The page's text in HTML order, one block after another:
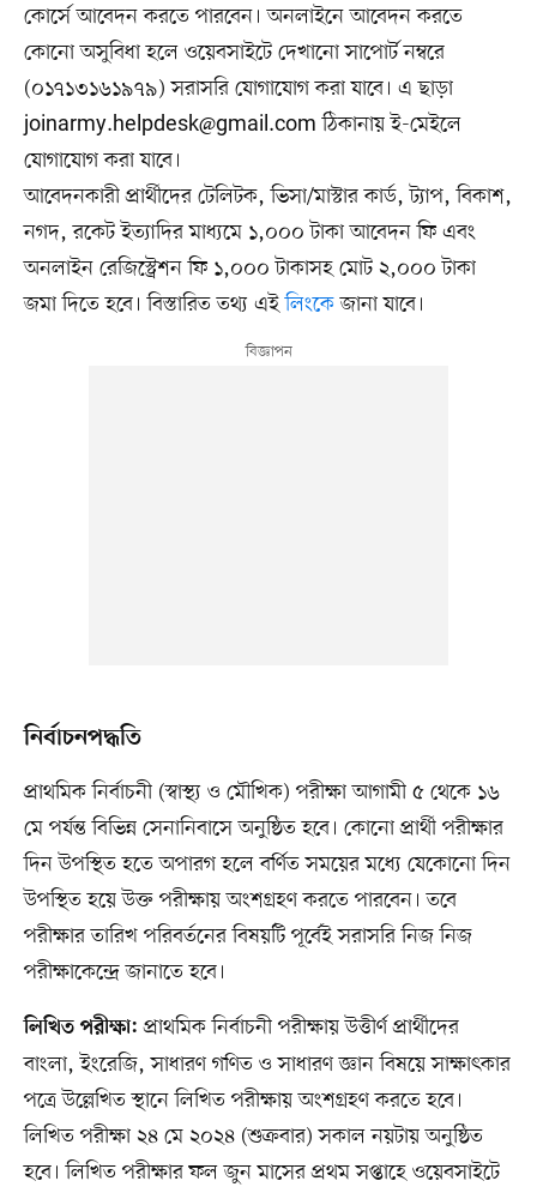
কোর্সে আবেদন করতে পারবেন। অনলাইনে আবেদন করতে
কোনো অসুবিধা হলে ওয়েবসাইটে দেখানো সাপোর্ট নম্বরে
(০১৭১৩১৬১৯৭৯) সরাসরি যোগাযোগ করা যাবে। এ ছাড়া
joinarmy.helpdesk@gmail.com ঠিকানায় ই-মেইলে
যোগাযোগ করা যাবে।
আবেদনকারী প্রার্থীদের টেলিটক, ভিসা/মাস্টার কার্ড, ট্যাপ, বিকাশ,
নগদ, রকেট ইত্যাদির মাধ্যমে ১,০০০ টাকা আবেদন ফি এবং
অনলাইন রেজিস্ট্রেশন ফি ১,০০০ টাকাসহ মোট ২,০০০ টাকা
জমা দিতে হবে। বিস্তারিত তথ্য এইলিংকেজানা যাবে।
নির্বাচনপদ্ধতি
প্রাথমিক নির্বাচনী (স্বাস্থ্য ও মৌখিক) পরীক্ষা আগামী ৫ থেকে ১৬
মে পর্যন্ত বিভিন্ন সেনানিবাসে অনুষ্ঠিত হবে। কোনো প্রার্থী পরীক্ষার
দিন উপস্থিত হতে অপারগ হলে বর্ণিত সময়ের মধ্যে যেকোনো দিন
উপস্থিত হয়ে উক্ত পরীক্ষায় অংশগ্রহণ করতে পারবেন। তবে
পরীক্ষার তারিখ পরিবর্তনের বিষয়টি পূর্বেই সরাসরি নিজ নিজ
পরীক্ষাকেন্দ্রে জানাতে হবে।
লিখিত পরীক্ষা: প্রাথমিক নির্বাচনী পরীক্ষায় উত্তীর্ণ প্রার্থীদের
বাংলা, ইংরেজি, সাধারণ গণিত ও সাধারণ জ্ঞান বিষয়ে সাক্ষাৎকার
পত্রে উল্লেখিত স্থানে লিখিত পরীক্ষায় অংশগ্রহণ করতে হবে।
লিখিত পরীক্ষা ২৪ মে ২০২৪ (শুক্রবার) সকাল নয়টায় অনুষ্ঠিত
হবে। লিখিত পরীক্ষার ফল জুন মাসের প্রথম সপ্তাহে ওয়েবসাইটে